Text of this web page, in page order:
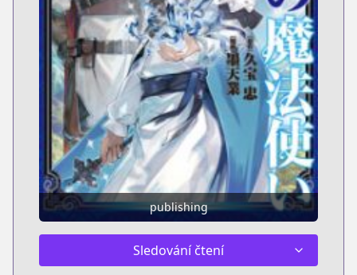
publishing
Sledování čtení